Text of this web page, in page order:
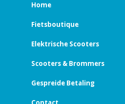
Home
Fietsboutique
Elektrische Scooters
Scooters & Brommers
Gespreide Betaling